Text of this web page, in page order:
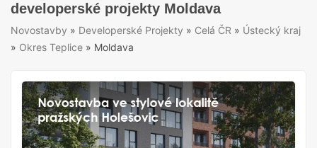
developerské projekty Moldava
Novostavby » Developerské Projekty » Celá ČR » Ústecký kraj
» Okres Teplice » Moldava